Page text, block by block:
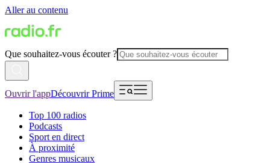
Aller au contenu
Que souhaitez-vous écouter ?
Ouvrir l'appDécouvrir Prime
Top 100 radios
Podcasts
Sport en direct
À proximité
Genres musicaux